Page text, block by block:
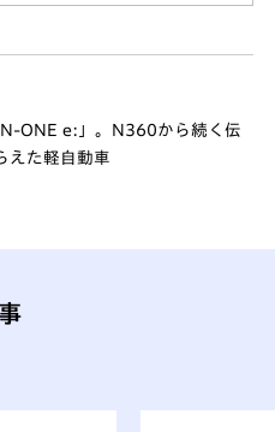
ONE e:」。N360から続く伝
えた軽自動車